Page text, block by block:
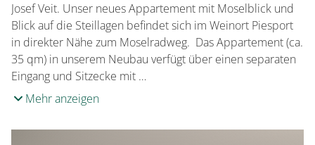
Josef Veit. Unser neues Appartement mit Moselblick und
Blick auf die Steillagen befindet sich im Weinort Piesport
in direkter Nähe zum Moselradweg. Das Appartement (ca.
35 qm) in unserem Neubau verfügt über einen separaten
Eingang und Sitzecke mit …
Mehr anzeigen